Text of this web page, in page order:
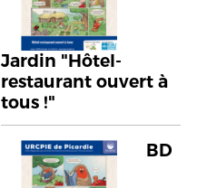
Jardin "Hôtel-
restaurant ouvert à
tous !"
BD